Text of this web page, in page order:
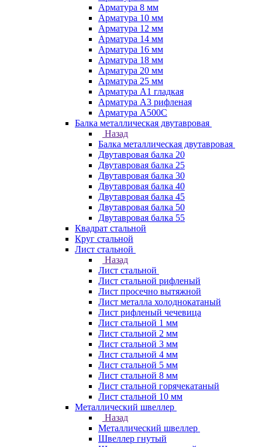
Арматура 8 мм
Арматура 10 мм
Арматура 12 мм
Арматура 14 мм
Арматура 16 мм
Арматура 18 мм
Арматура 20 мм
Арматура 25 мм
Арматура А1 гладкая
Арматура А3 рифленая
Арматура А500С
Балка металлическая двутавровая
Назад
Балка металлическая двутавровая
Двутавровая балка 20
Двутавровая балка 25
Двутавровая балка 30
Двутавровая балка 40
Двутавровая балка 45
Двутавровая балка 50
Двутавровая балка 55
Квадрат стальной
Круг стальной
Лист стальной
Назад
Лист стальной
Лист стальной рифленый
Лист просечно вытяжной
Лист металла холоднокатаный
Лист рифленый чечевица
Лист стальной 1 мм
Лист стальной 2 мм
Лист стальной 3 мм
Лист стальной 4 мм
Лист стальной 5 мм
Лист стальной 8 мм
Лист стальной горячекатаный
Лист стальной 10 мм
Металлический швеллер
Назад
Металлический швеллер
Швеллер гнутый